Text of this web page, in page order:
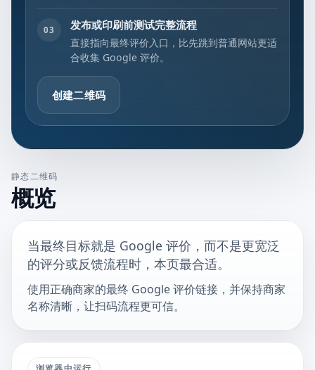
03 发布或印刷前测试完整流程
直接指向最终评价入口，比先跳到普通网站更适
合收集 Google 评价。
创建二维码
静态二维码
概览
当最终目标就是 Google 评价，而不是更宽泛
的评分或反馈流程时，本页最合适。
使用正确商家的最终 Google 评价链接，并保持商家
名称清晰，让扫码流程更可信。